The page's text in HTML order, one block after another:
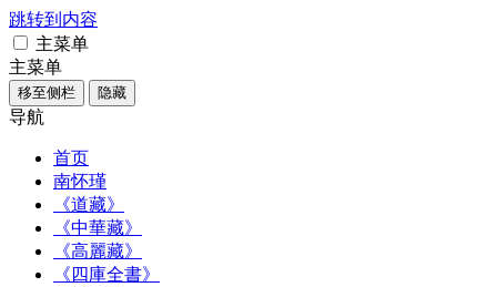
跳转到内容
主菜单
主菜单
移至侧栏 隐藏
导航
首页
南怀瑾
《道藏》
《中華藏》
《高麗藏》
《四庫全書》